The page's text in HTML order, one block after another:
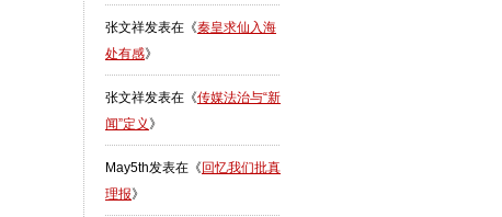
张文祥发表在《秦皇求仙入海
处有感》
张文祥发表在《传媒法治与“新
闻”定义 》
May5th发表在《 回忆我们批真
理报》